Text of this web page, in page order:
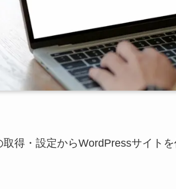
得・設定からWordPressサイト